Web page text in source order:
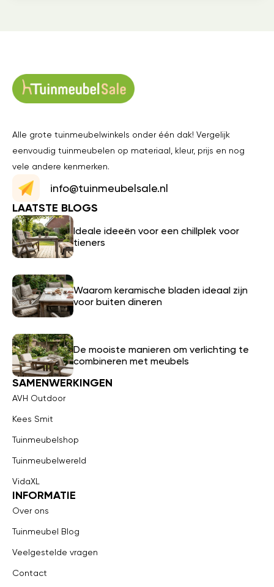
Alle grote tuinmeubelwinkels onder één dak! Vergelijk
eenvoudig tuinmeubelen op materiaal, kleur, prijs en nog
vele andere kenmerken.
info@tuinmeubelsale.nl
LAATSTE BLOGS
Ideale ideeën voor een chillplek voor
tieners
Waarom keramische bladen ideaal zijn
voor buiten dineren
De mooiste manieren om verlichting te
combineren met meubels
SAMENWERKINGEN
AVH Outdoor
Kees Smit
Tuinmeubelshop
Tuinmeubelwereld
VidaXL
INFORMATIE
Over ons
Tuinmeubel Blog
Veelgestelde vragen
Contact